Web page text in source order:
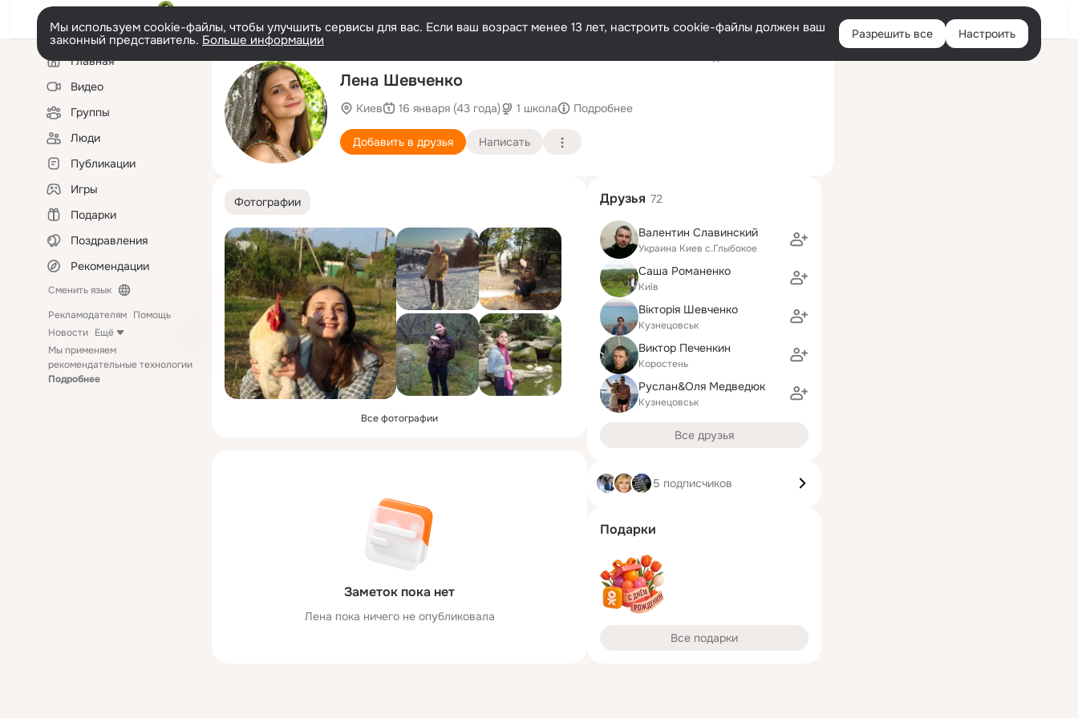
Войти
Мы используем cookie-файлы, чтобы улучшить сервисы для вас. Если ваш возраст менее 13 лет, настроить cookie-файлы должен ваш
законный представитель. Больше информации Разрешить все Настроить
Левая
колонкаГлавная
Видео
Группы
Люди
Публикации
Игры
Подарки
Поздравления
Рекомендации
Сменить язык
Рекламодателям Помощь
Новости Ещё
Мы применяем
рекомендательные технологии
Подробнее
Лена Шевченко
Киев 16 января (43 года) 1 школа Подробнее
Добавить в друзья Написать
Фотографии
Все фотографии
Заметок пока нет
Лена пока ничего не опубликовала
Друзья 72
Валентин Славинский
Украина Киев с.Глыбокое
Саша Романенко
Київ
Вікторія Шевченко
Кузнецовськ
Виктор Печенкин
Коростень
Руслан&Оля Медведюк
Кузнецовськ
Все друзья
5 подписчиков
Подарки
Все подарки